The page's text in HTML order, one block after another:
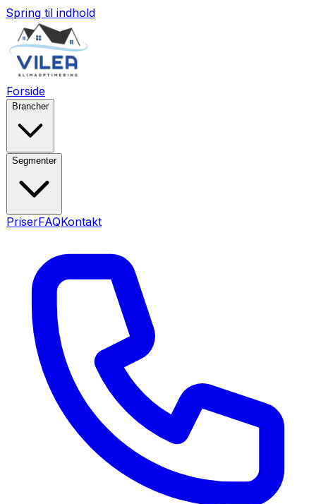
Spring til indhold
Forside
Brancher
Segmenter
PriserFAQKontakt